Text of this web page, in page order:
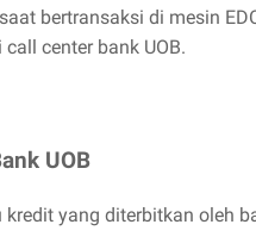
bertransaksi di mesin
center bank UOB.
UOB
yang diterbitkan oleh